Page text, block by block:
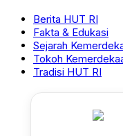
Berita HUT RI
Fakta & Edukasi
Sejarah
Tokoh
Tradisi HUT RI